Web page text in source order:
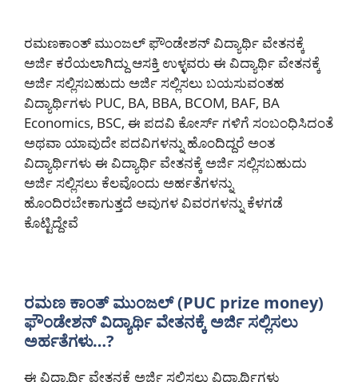
ರಮಣಕಾಂತ್ ಮುಂಜಲ್ ಫೌಂಡೇಶನ್ ವಿದ್ಯಾರ್ಥಿ ವೇತನಕ್ಕೆ
ಅರ್ಜಿ ಕರೆಯಲಾಗಿದ್ದು ಆಸಕ್ತಿ ಉಳ್ಳವರು ಈ ವಿದ್ಯಾರ್ಥಿ ವೇತನಕ್ಕೆ
ಅರ್ಜಿ ಸಲ್ಲಿಸಬಹುದು ಅರ್ಜಿ ಸಲ್ಲಿಸಲು ಬಯಸುವಂತಹ
ವಿದ್ಯಾರ್ಥಿಗಳು PUC, BA, BBA, BCOM, BAF, BA
Economics, BSC, ಈ ಪದವಿ ಕೋರ್ಸ್ ಗಳಿಗೆ ಸಂಬಂಧಿಸಿದಂತೆ
ಅಥವಾ ಯಾವುದೇ ಪದವಿಗಳನ್ನು ಹೊಂದಿದ್ದರೆ ಅಂತ
ವಿದ್ಯಾರ್ಥಿಗಳು ಈ ವಿದ್ಯಾರ್ಥಿ ವೇತನಕ್ಕೆ ಅರ್ಜಿ ಸಲ್ಲಿಸಬಹುದು
ಅರ್ಜಿ ಸಲ್ಲಿಸಲು ಕೆಲವೊಂದು ಅರ್ಹತೆಗಳನ್ನು
ಹೊಂದಿರಬೇಕಾಗುತ್ತದೆ ಅವುಗಳ ವಿವರಗಳನ್ನು ಕೆಳಗಡೆ
ಕೊಟ್ಟಿದ್ದೇವೆ
ರಮಣ ಕಾಂತ್ ಮುಂಜಲ್ (PUC prize money)
ಫೌಂಡೇಶನ್ ವಿದ್ಯಾರ್ಥಿ ವೇತನಕ್ಕೆ ಅರ್ಜಿ ಸಲ್ಲಿಸಲು
ಅರ್ಹತೆಗಳು…?
ಈ ವಿದ್ಯಾರ್ಥಿ ವೇತನಕ್ಕೆ ಅರ್ಜಿ ಸಲ್ಲಿಸಲು ವಿದ್ಯಾರ್ಥಿಗಳು